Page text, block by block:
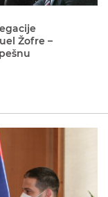
Žofre –